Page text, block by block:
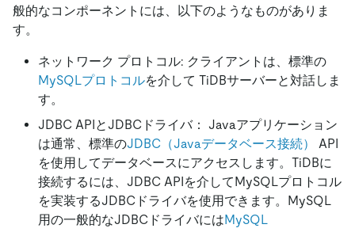
般的なコンポーネントには、以下のようなものがありま
す。
ネットワーク プロトコル: クライアントは、標準の
MySQLプロトコルを介して TiDBサーバーと対話しま
す。
JDBC APIとJDBCドライバ： Javaアプリケーション
は通常、標準のJDBC（Javaデータベース接続）
API
を使用してデータベースにアクセスします。TiDBに
接続するには、JDBC APIを介してMySQLプロトコル
を実装するJDBCドライバを使用できます。MySQL
用の一般的なJDBCドライバにはMySQL